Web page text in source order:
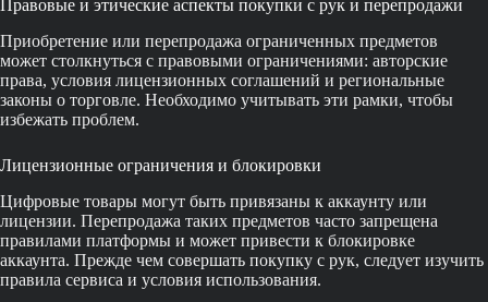
Правовые и этические аспекты покупки с рук и перепродажи
Приобретение или перепродажа ограниченных предметов
может столкнуться с правовыми ограничениями: авторские
права, условия лицензионных соглашений и региональные
законы о торговле. Необходимо учитывать эти рамки, чтобы
избежать проблем.
Лицензионные ограничения и блокировки
Цифровые товары могут быть привязаны к аккаунту или
лицензии. Перепродажа таких предметов часто запрещена
правилами платформы и может привести к блокировке
аккаунта. Прежде чем совершать покупку с рук, следует изучить
правила сервиса и условия использования.